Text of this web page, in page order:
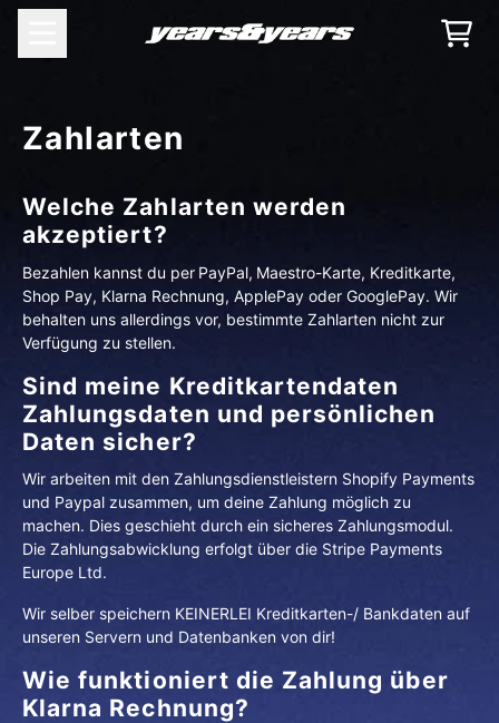
Zum Inhalt
Zahlarten
Welche Zahlarten werden
akzeptiert?
Bezahlen kannst du per PayPal, Maestro-Karte, Kreditkarte,
Shop Pay, Klarna Rechnung, ApplePay oder GooglePay. Wir
behalten uns allerdings vor, bestimmte Zahlarten nicht zur
Verfügung zu stellen.
Sind meine Kreditkartendaten
Zahlungsdaten und persönlichen
Daten sicher?
Wir arbeiten mit den Zahlungsdienstleistern Shopify Payments
und Paypal zusammen, um deine Zahlung möglich zu
machen. Dies geschieht durch ein sicheres Zahlungsmodul.
Die Zahlungsabwicklung erfolgt über die Stripe Payments
Europe Ltd.
Wir selber speichern KEINERLEI Kreditkarten-/ Bankdaten auf
unseren Servern und Datenbanken von dir!
Wie funktioniert die Zahlung über
Klarna Rechnung?